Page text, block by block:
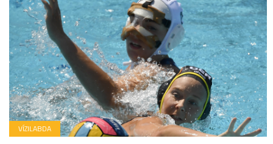
VÍZILABDA